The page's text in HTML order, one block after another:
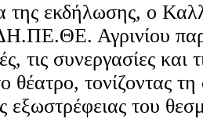
της εκδήλωσης, ο
Αγρινίου
τις συνεργασίες και
θέατρο, τονίζοντας
εξωστρέφειας του